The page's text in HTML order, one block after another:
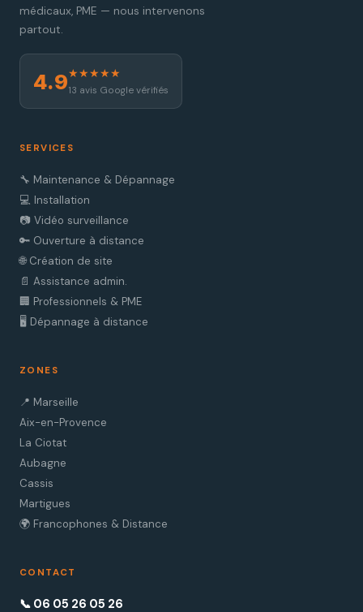
médicaux, PME — nous intervenons
partout.
4.9★★★★★
13 avis Google vérifiés
SERVICES
🔧 Maintenance & Dépannage
💻 Installation
📷 Vidéo surveillance
🔑 Ouverture à distance
🌐 Création de site
📄 Assistance admin.
🏢 Professionnels & PME
🖥️ Dépannage à distance
ZONES
📍 Marseille
Aix-en-Provence
La Ciotat
Aubagne
Cassis
Martigues
🌍 Francophones & Distance
CONTACT
📞 06 05 26 05 26